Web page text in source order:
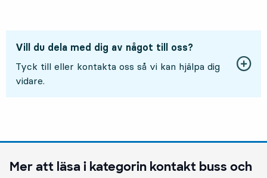
Vill du dela med dig av något till oss?
Tyck till eller kontakta oss så vi kan hjälpa dig
vidare.
Mer att läsa i kategorin kontakt buss och